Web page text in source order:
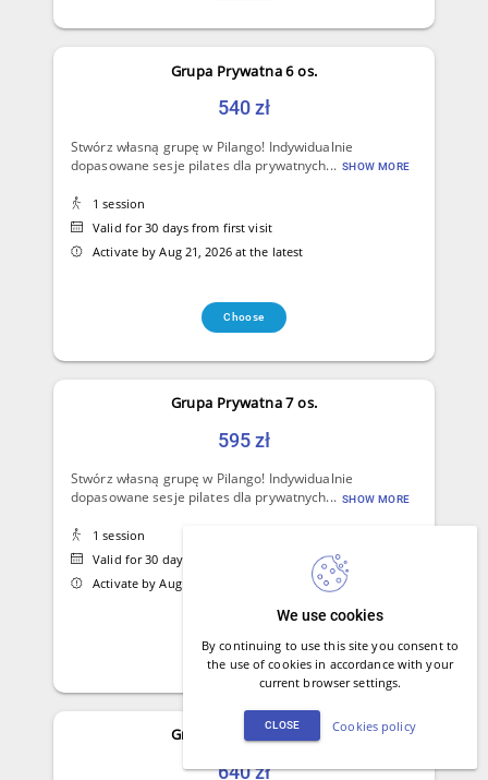
We use cookies
By continuing to use this site you consent to
the use of cookies in accordance with your
current browser settings.
CLOSE Cookies policy
Grupa Prywatna 6 os.
540 zł
Stwórz własną grupę w Pilango! Indywidualnie
dopasowane sesje pilates dla prywatnych... SHOW MORE
1 session
Valid for 30 days from first visit
Activate by Aug 21, 2026 at the latest
Choose
Grupa Prywatna 7 os.
595 zł
Stwórz własną grupę w Pilango! Indywidualnie
dopasowane sesje pilates dla prywatnych... SHOW MORE
1 session
Valid for 30 days from first visit
Activate by Aug 21, 2026 at the latest
Choose
Grupa Prywatna 8 os.
640 zł